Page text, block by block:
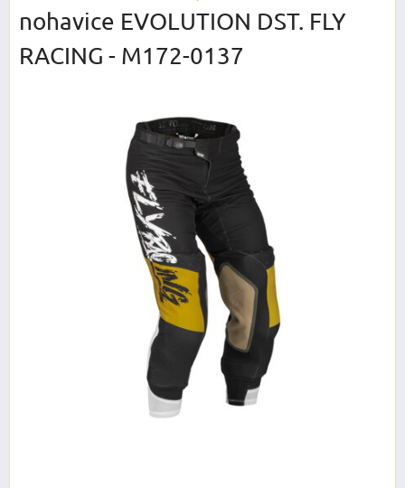
nohavice EVOLUTION DST. FLY
RACING - M172-0137